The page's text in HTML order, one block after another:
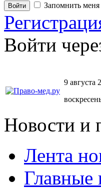
Запомнить меня
Войти
9 августа
Новости и
Лента
Главные